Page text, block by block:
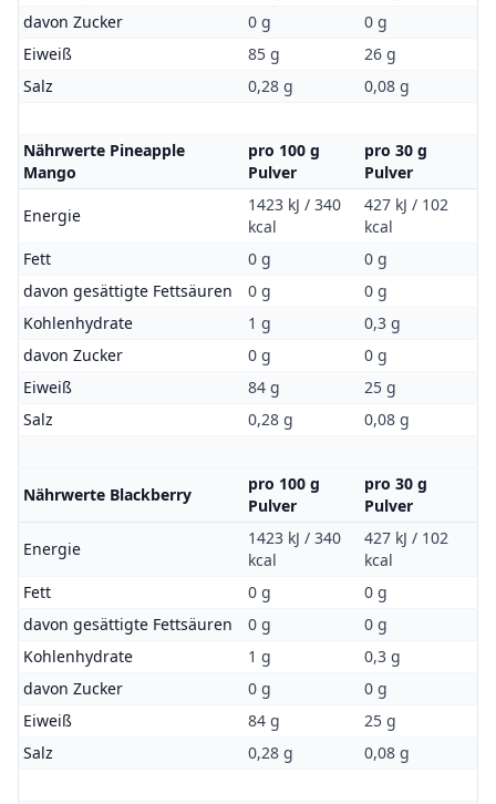
davon Zucker
0 g
0 g
Eiweiß
85 g
26 g
Salz
0,28 g 0,08 g
Nährwerte Pineapple
Mango
pro 100 g
Pulver
pro 30 g
Pulver
Energie
1423 kJ / 340
kcal
427 kJ / 102
kcal
Fett
0 g
0 g
davon gesättigte Fettsäuren
0 g
0 g
Kohlenhydrate
1 g
0,3 g
davon Zucker
0 g
0 g
Eiweiß
84 g
25 g
Salz
0,28 g 0,08 g
Nährwerte Blackberry
pro 100 g
Pulver
pro 30 g
Pulver
Energie
1423 kJ / 340
kcal
427 kJ / 102
kcal
Fett
0 g
0 g
davon gesättigte Fettsäuren
0 g
0 g
Kohlenhydrate
1 g
0,3 g
davon Zucker
0 g
0 g
Eiweiß
84 g
25 g
Salz
0,28 g 0,08 g